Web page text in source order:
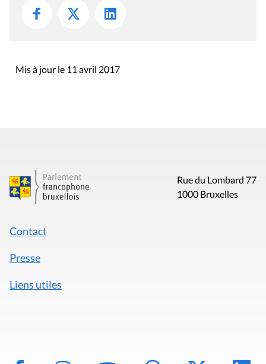
Mis à jour le 11 avril 2017
Rue du Lombard 77
1000 Bruxelles
Contact
Presse
Liens utiles